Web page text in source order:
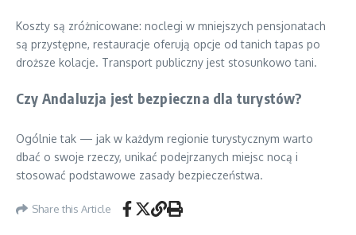
Koszty są zróżnicowane: noclegi w mniejszych pensjonatach
są przystępne, restauracje oferują opcje od tanich tapas po
droższe kolacje. Transport publiczny jest stosunkowo tani.
Czy Andaluzja jest bezpieczna dla turystów?
Ogólnie tak — jak w każdym regionie turystycznym warto
dbać o swoje rzeczy, unikać podejrzanych miejsc nocą i
stosować podstawowe zasady bezpieczeństwa.
Share this Article